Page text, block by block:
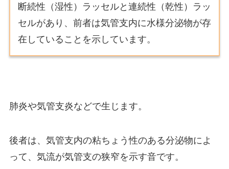
断続性（湿性）ラッセルと連続性（乾性）ラッ
セルがあり、前者は気管支内に水様分泌物が存
在していることを示しています。
肺炎や気管支炎などで生じます。
後者は、気管支内の粘ちょう性のある分泌物によ
って、気流が気管支の狭窄を示す音です。